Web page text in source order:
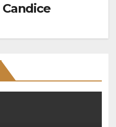
Candice